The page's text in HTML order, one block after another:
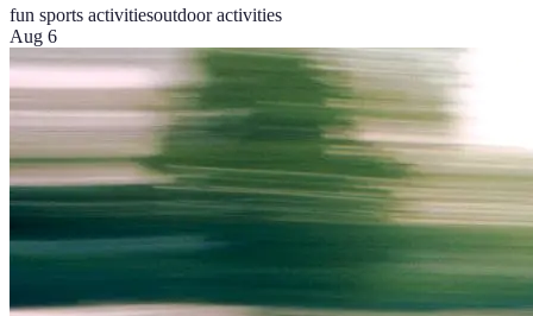
fun sports activitiesoutdoor activities
Aug 6